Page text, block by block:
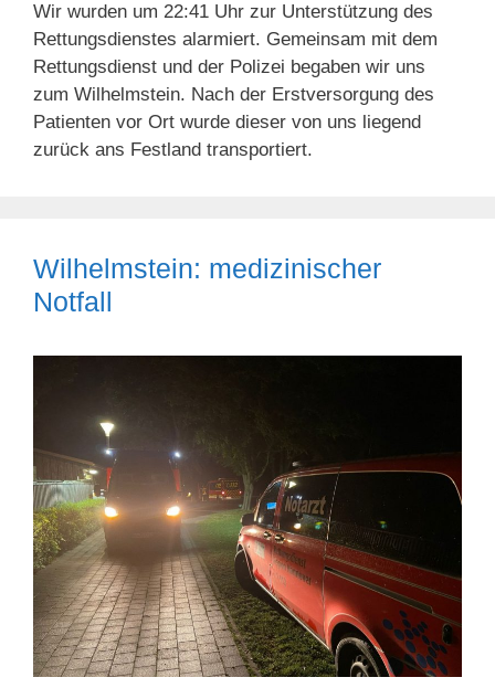
Wir wurden um 22:41 Uhr zur Unterstützung des
Rettungsdienstes alarmiert. Gemeinsam mit dem
Rettungsdienst und der Polizei begaben wir uns
zum Wilhelmstein. Nach der Erstversorgung des
Patienten vor Ort wurde dieser von uns liegend
zurück ans Festland transportiert.
Wilhelmstein: medizinischer
Notfall